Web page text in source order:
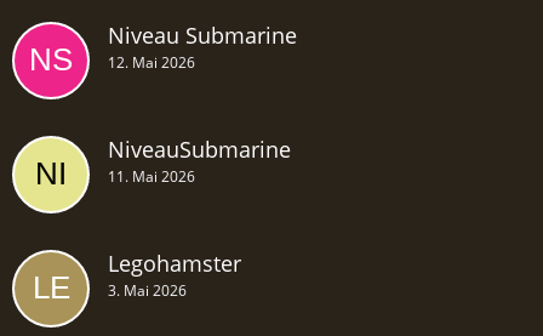
Niveau Submarine
12. Mai 2026
NiveauSubmarine
11. Mai 2026
Legohamster
3. Mai 2026